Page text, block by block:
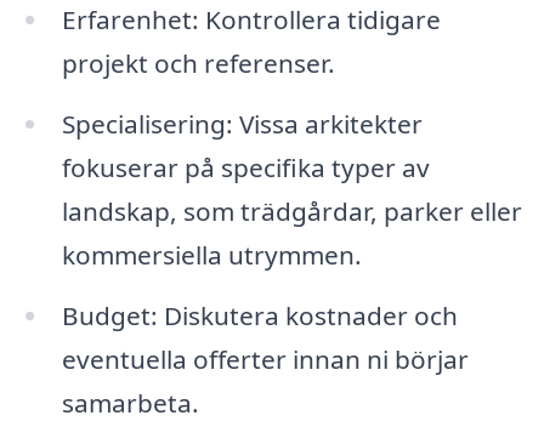
Erfarenhet: Kontrollera tidigare
projekt och referenser.
Specialisering: Vissa arkitekter
fokuserar på specifika typer av
landskap, som trädgårdar, parker eller
kommersiella utrymmen.
Budget: Diskutera kostnader och
eventuella offerter innan ni börjar
samarbeta.